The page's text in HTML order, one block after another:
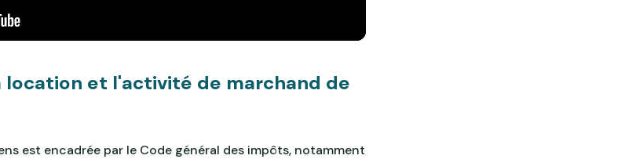
location et l'activité de marchand de
est encadrée par le Code général des impôts, notamment